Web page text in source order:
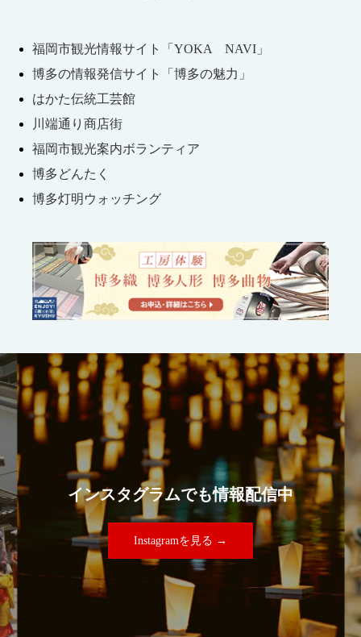
福岡市観光情報サイト「YOKA NAVI」
博多の情報発信サイト「博多の魅力」
はかた伝統工芸館
川端通り商店街
福岡市観光案内ボランティア
博多どんたく
博多灯明ウォッチング
インスタグラムでも情報配信中
Instagramを見る →